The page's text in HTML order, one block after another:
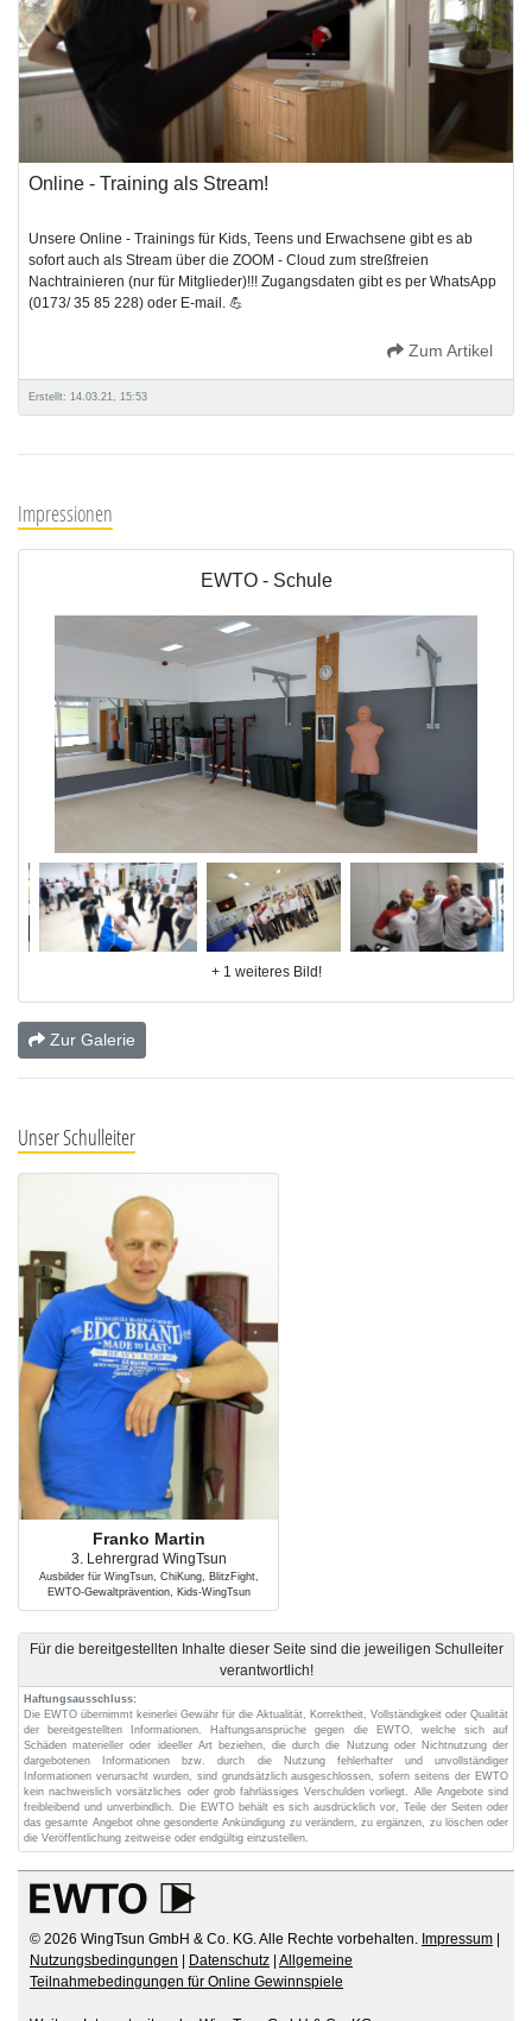
Online - Training als Stream!
Unsere Online - Trainings für Kids, Teens und Erwachsene gibt es ab
sofort auch als Stream über die ZOOM - Cloud zum streßfreien
Nachtrainieren (nur für Mitglieder)!!! Zugangsdaten gibt es per WhatsApp
(0173/ 35 85 228) oder E-mail. 💪
Zum Artikel
Erstellt: 14.03.21, 15:53
Impressionen
EWTO - Schule
+ 1 weiteres Bild!
Zur Galerie
Unser Schulleiter
Franko Martin
3. Lehrergrad WingTsun
Ausbilder für WingTsun, ChiKung, BlitzFight,
EWTO-Gewaltprävention, Kids-WingTsun
Für die bereitgestellten Inhalte dieser Seite sind die jeweiligen Schulleiter
verantwortlich!
Haftungsausschluss:
Die EWTO übernimmt keinerlei Gewähr für die Aktualität, Korrektheit, Vollständigkeit oder Qualität
der bereitgestellten Informationen. Haftungsansprüche gegen die EWTO, welche sich auf
Schäden materieller oder ideeller Art beziehen, die durch die Nutzung oder Nichtnutzung der
dargebotenen Informationen bzw. durch die Nutzung fehlerhafter und unvollständiger
Informationen verursacht wurden, sind grundsätzlich ausgeschlossen, sofern seitens der EWTO
kein nachweislich vorsätzliches oder grob fahrlässiges Verschulden vorliegt. Alle Angebote sind
freibleibend und unverbindlich. Die EWTO behält es sich ausdrücklich vor, Teile der Seiten oder
das gesamte Angebot ohne gesonderte Ankündigung zu verändern, zu ergänzen, zu löschen oder
die Veröffentlichung zeitweise oder endgültig einzustellen.
© 2026 WingTsun GmbH & Co. KG. Alle Rechte vorbehalten. Impressum
Nutzungsbedingungen
Datenschutz Allgemeine
Teilnahmebedingungen für Online Gewinnspiele